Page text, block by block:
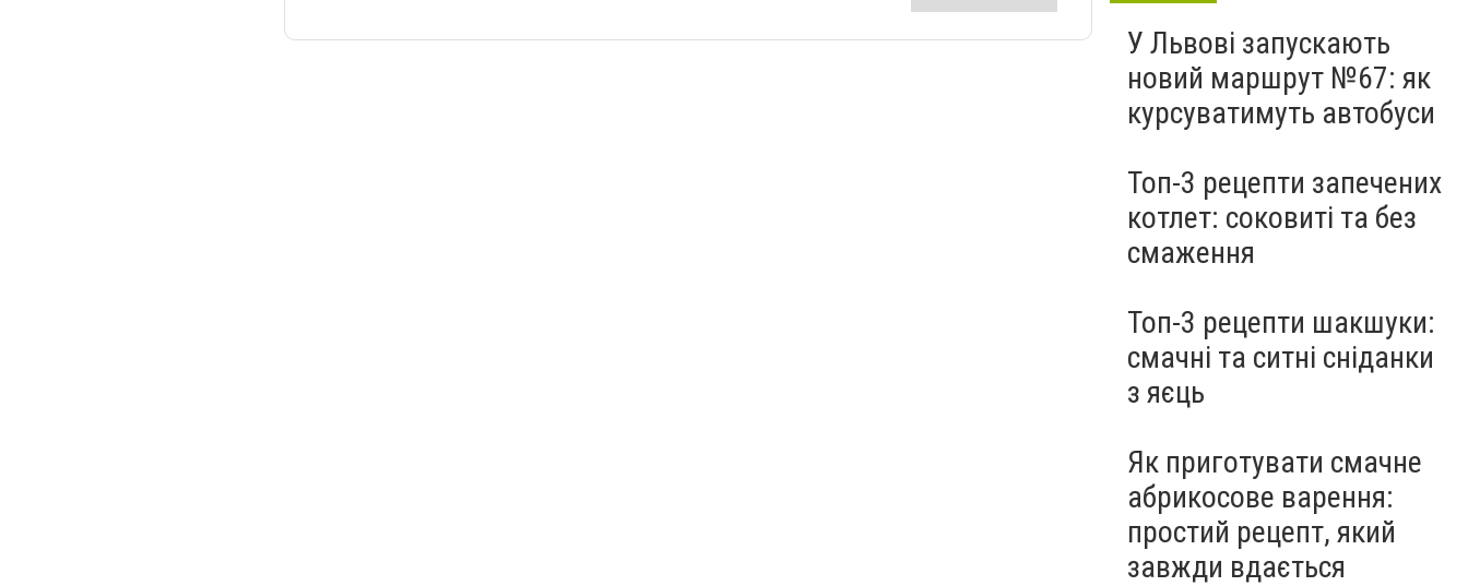
У Львові запускають
новий маршрут №67: як
курсуватимуть автобуси
Топ-3 рецепти запечених
котлет: соковиті та без
смаження
Топ-3 рецепти шакшуки:
смачні та ситні сніданки
з яєць
Як приготувати смачне
абрикосове варення:
простий рецепт, який
завжди вдається